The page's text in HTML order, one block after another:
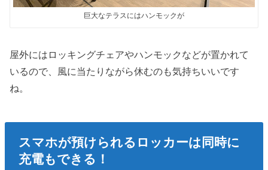
巨大なテラスにはハンモックが
屋外にはロッキングチェアやハンモックなどが置かれて
いるので、風に当たりながら休むのも気持ちいいです
ね。
スマホが預けられるロッカーは同時に
充電もできる！